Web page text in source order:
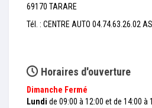
69170 TARARE
Tél. : CENTRE AUTO 04.74.63.26.02
Horaires d'ouverture
Dimanche Fermé
Lundi de 09:00 à 12:00 et de 14:00 à